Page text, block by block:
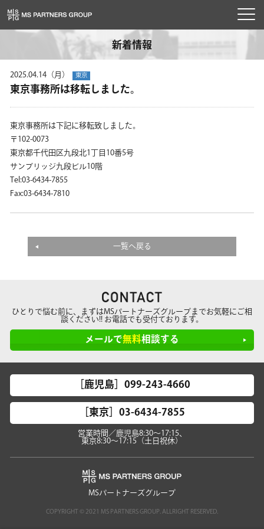
新着情報
2025.04.14（月） 東京
東京事務所は移転しました。
東京事務所は下記に移転致しました。
〒102-0073
東京都千代田区九段北1丁目10番5号
サンブリッジ九段ビル10階
Tel:03-6434-7855
Fax:03-6434-7810
一覧へ戻る
ひとりで悩む前に、まずはMSパートナーズグループまでお気軽にご相
談ください!! お電話でも受付ております。
メールで無料相談する
［鹿児島］099-243-4660
［東京］03-6434-7855
営業時間／鹿児島8:30～17:15、
東京8:30～17:15（土日祝休）
MSパートナーズグループ
COPYRIGHT © 2021 MS PARTNERS GROUP. ALLRIGHT RESERVED.